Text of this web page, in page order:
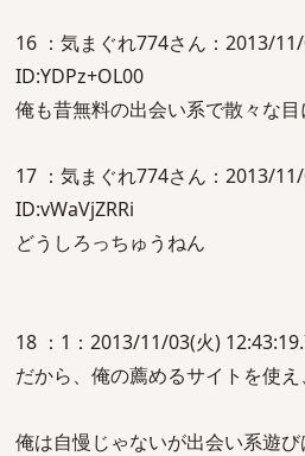
16 ：気まぐれ774さん：2013/
ID:YDPz+OL00
俺も昔無料の出会い系で散々な
17 ：気まぐれ774さん：2013/
ID:vWaVjZRRi
どうしろっちゅうねん
18 ：1：2013/11/03(火)
だから、俺の薦めるサイトを使え
俺は自慢じゃないが出会い系遊び